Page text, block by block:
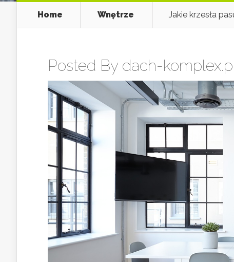
Home Wnętrze Jakie krzesła
Posted By dach-